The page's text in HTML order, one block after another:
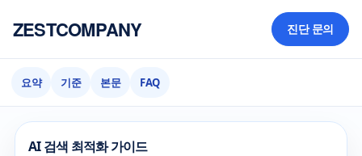
ZESTCOMPANY 진단 문의
요약 기준 본문 FAQ
AI 검색 최적화 가이드